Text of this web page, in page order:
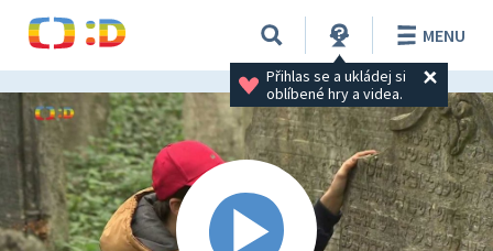
Přihlas se a ukládej si
oblíbené hry a videa.
MENU